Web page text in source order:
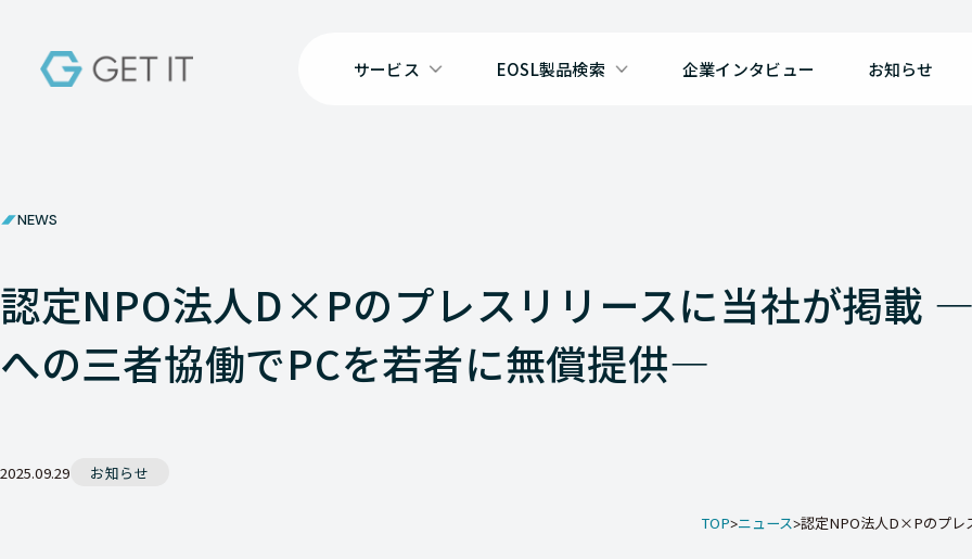
サービス EOSL製品検索 企業インタビュー お知らせ
NEWS
認定NPO法人D×Pのプレスリリースに当社が掲載
への三者協働でPCを若者に無償提供―
2025.09.29 お知らせ
TOP ニュース 認定NPO法人D×Pのプレ